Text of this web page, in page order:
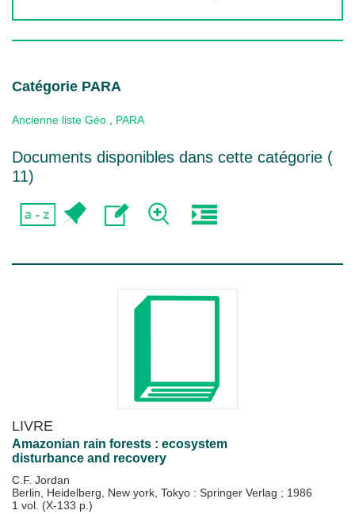
Catégorie PARA
Ancienne liste Géo PARA
Documents disponibles dans cette catégorie (
11)
LIVRE
Amazonian rain forests : ecosystem
disturbance and recovery
C.F. Jordan
Berlin, Heidelberg, New york, Tokyo : Springer Verlag ; 1986
1 vol. (X-133 p.)